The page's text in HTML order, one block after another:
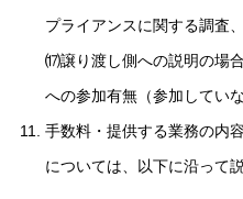
プライアンスに関する調査
⒄譲り渡し側への説明の場
への参加有無（参加してい
手数料・提供する業務の内
については、以下に沿って